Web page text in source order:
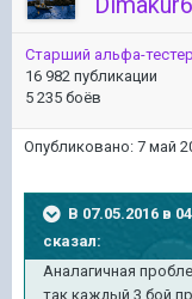
Старший альфа-тестер
16 982 публикации
5 235 боёв
Опубликовано: 7 май
В 07.05.2016 в
сказал:
Аналагичная
так каждый 3